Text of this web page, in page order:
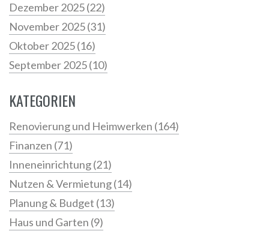
Dezember 2025(22)
November 2025(31)
Oktober 2025(16)
September 2025(10)
KATEGORIEN
Renovierung und Heimwerken (164)
Finanzen (71)
Inneneinrichtung(21)
Nutzen & Vermietung(14)
Planung & Budget (13)
Haus und Garten (9)